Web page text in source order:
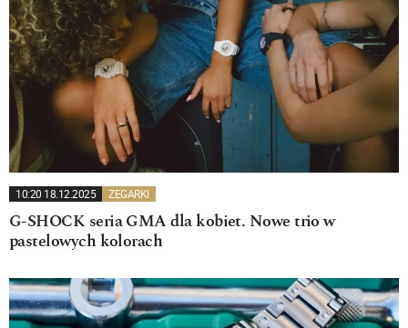
10:20 18.12.2025 ZEGARKI
G-SHOCK seria GMA dla kobiet. Nowe trio w
pastelowych kolorach